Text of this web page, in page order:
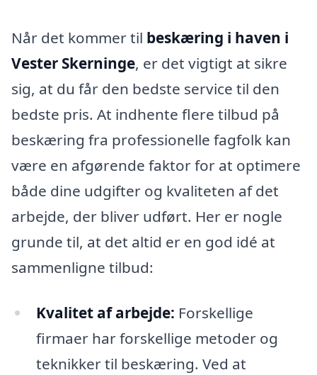
Når det kommer til beskæring i haven i
Vester Skerninge, er det vigtigt at sikre
sig, at du får den bedste service til den
bedste pris. At indhente flere tilbud på
beskæring fra professionelle fagfolk kan
være en afgørende faktor for at optimere
både dine udgifter og kvaliteten af det
arbejde, der bliver udført. Her er nogle
grunde til, at det altid er en god idé at
sammenligne tilbud:
Kvalitet af arbejde: Forskellige
firmaer har forskellige metoder og
teknikker til beskæring. Ved at